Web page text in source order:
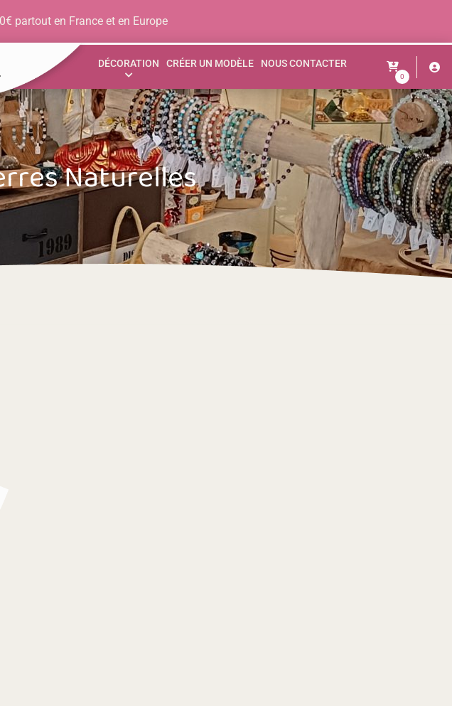
partout en France et en Europe
DÉCORATION CRÉER UN MODÈLE NOUS CONTACTER
0
Naturelles